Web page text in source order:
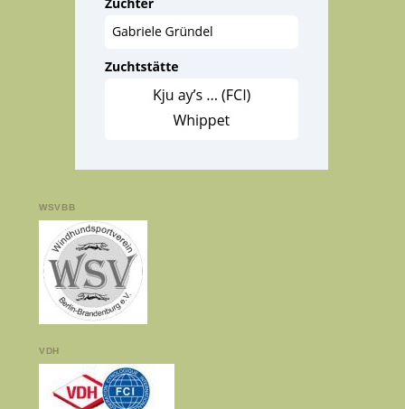
WSVBB
VDH